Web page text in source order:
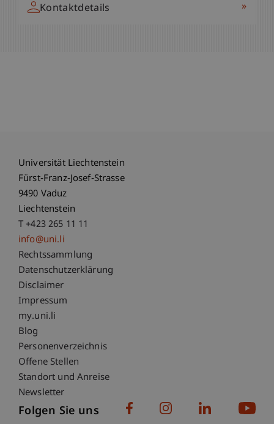
Kontaktdetails »
Universität Liechtenstein
Fürst-Franz-Josef-Strasse
9490 Vaduz
Liechtenstein
T +423 265 11 11
info@uni.li
Fußzeile Rechtliche Hinweise
Rechtssammlung
Datenschutzerklärung
Disclaimer
Impressum
Fußzeile Subdomain-Verzeichnis
my.uni.li
Blog
Personenverzeichnis
Offene Stellen
Standort und Anreise
Newsletter
Folgen Sie uns